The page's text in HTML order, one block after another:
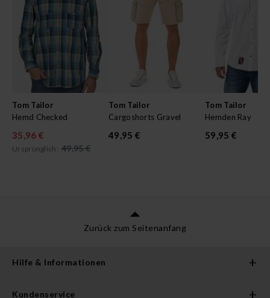
Tom Tailor
Hemd Checked
35,96 €
Ursprünglich: 49,95 €
Tom Tailor
Cargoshorts Gravel
49,95 €
Tom Tailor
Hemden Ray
59,95 €
Zurück zum Seitenanfang
Hilfe & Informationen
Kundenservice